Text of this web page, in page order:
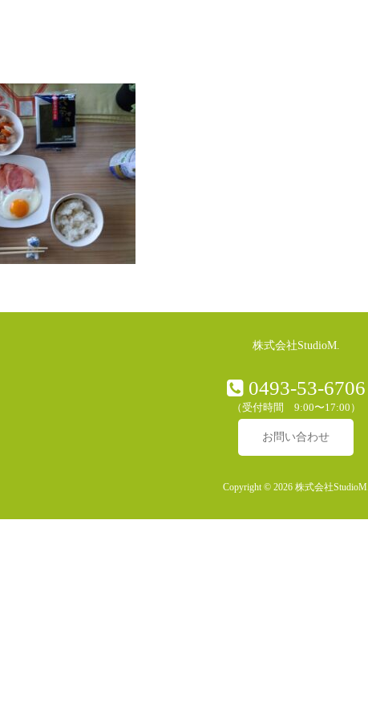
株式会社StudioM.
0493-53-6706
（受付時間 9:00〜17:00）
お問い合わせ
Copyright © 2026 株式会社StudioM.